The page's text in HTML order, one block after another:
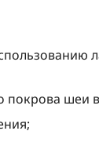
покрова шеи